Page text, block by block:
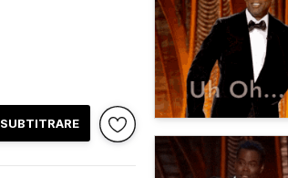
SUBTITRARE